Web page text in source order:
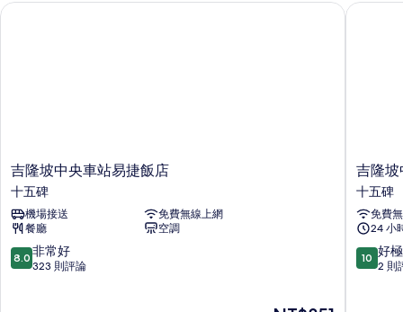
片
室
吉
隆
坡
中
央
車
站
吉隆坡中央車站易捷飯店
十五碑
機場接送
免費無線上網
餐廳
空調
8.0
分，
8.0 非常好
323 則評論
吉隆坡中央車站易捷飯店
吉
隆
坡
中
環
雲
南
吉隆坡
十五碑
免費
24 小
10.0
分，
10 好
2 則
吉隆坡